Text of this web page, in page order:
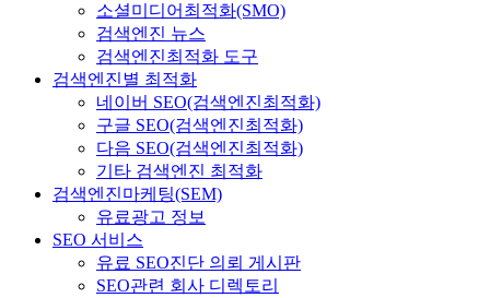
소셜미디어최적화(SMO)
검색엔진 뉴스
검색엔진최적화 도구
검색엔진별 최적화
네이버 SEO(검색엔진최적화)
구글 SEO(검색엔진최적화)
다음 SEO(검색엔진최적화)
기타 검색엔진 최적화
검색엔진마케팅(SEM)
유료광고 정보
SEO 서비스
유료 SEO진단 의뢰 게시판
SEO관련 회사 디렉토리